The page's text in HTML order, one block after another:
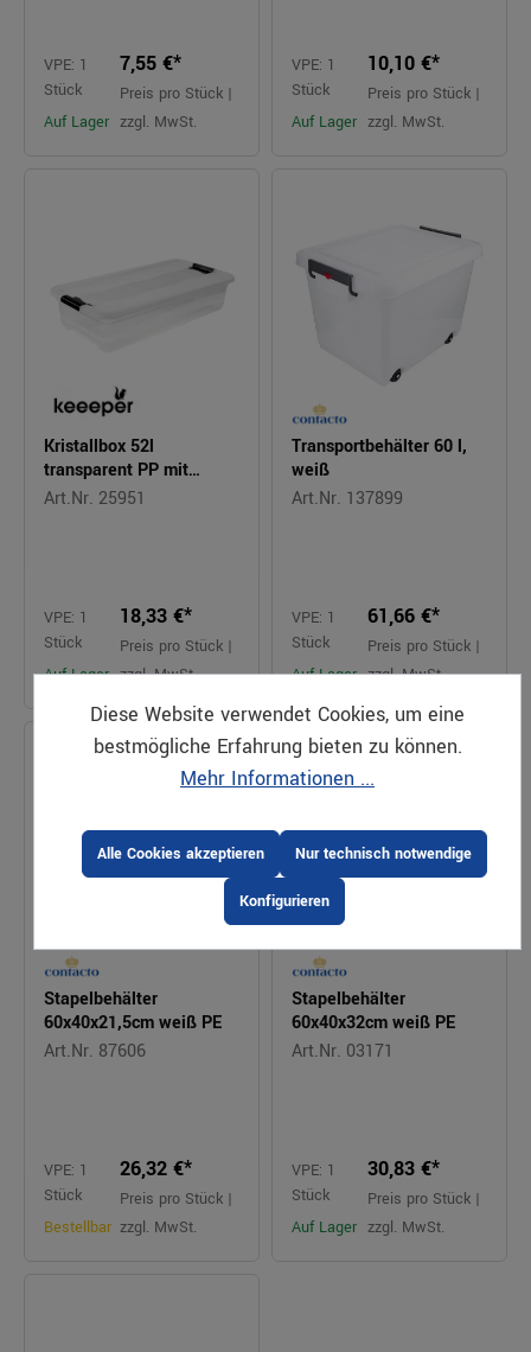
VPE: 1
Stück
Auf Lager
7,55 €*
Preis pro Stück |
zzgl. MwSt.
VPE: 1
Stück
Auf Lager
10,10 €*
Preis pro Stück |
zzgl. MwSt.
Kristallbox 52l
transparent PP mit
Deckel
Art.Nr. 25951
VPE: 1
Stück
Auf Lager
18,33 €*
Preis pro Stück |
zzgl. MwSt.
Transportbehälter 60 l,
weiß
Art.Nr. 137899
VPE: 1
Stück
Auf Lager
61,66 €*
Preis pro Stück |
zzgl. MwSt.
Stapelbehälter
60x40x21,5cm weiß PE
Art.Nr. 87606
VPE: 1
Stück
Bestellbar
26,32 €*
Preis pro Stück |
zzgl. MwSt.
Stapelbehälter
60x40x32cm weiß PE
Art.Nr. 03171
VPE: 1
Stück
Auf Lager
30,83 €*
Preis pro Stück |
zzgl. MwSt.
Diese Website verwendet Cookies, um eine
bestmögliche Erfahrung bieten zu können.
Mehr Informationen ...
Nur technisch notwendige
Konfigurieren
Alle Cookies akzeptieren